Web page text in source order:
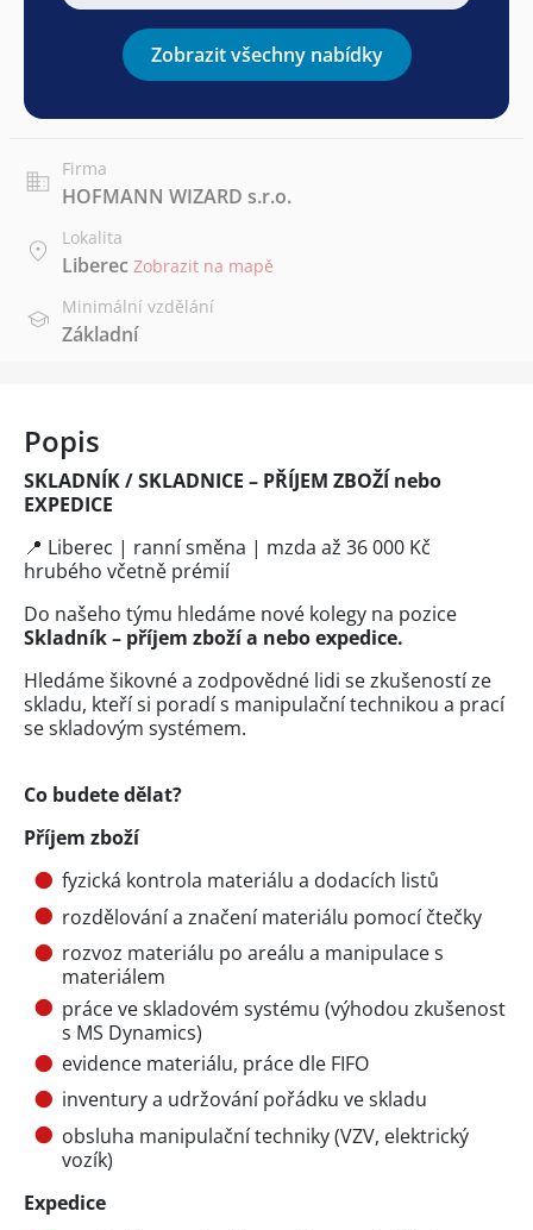
Zobrazit všechny nabídky
Firma
HOFMANN WIZARD s.r.o.
Lokalita
Liberec Zobrazit na mapě
Minimální vzdělání
Základní
Popis
SKLADNÍK / SKLADNICE – PŘÍJEM ZBOŽÍ nebo
EXPEDICE
📍 Liberec | ranní směna | mzda až 36 000 Kč
hrubého včetně prémií
Do našeho týmu hledáme nové kolegy na pozice
Skladník – příjem zboží a nebo expedice.
Hledáme šikovné a zodpovědné lidi se zkušeností ze
skladu, kteří si poradí s manipulační technikou a prací
se skladovým systémem.
Co budete dělat?
Příjem zboží
fyzická kontrola materiálu a dodacích listů
rozdělování a značení materiálu pomocí čtečky
rozvoz materiálu po areálu a manipulace s
materiálem
práce ve skladovém systému (výhodou zkušenost
s MS Dynamics)
evidence materiálu, práce dle FIFO
inventury a udržování pořádku ve skladu
obsluha manipulační techniky (VZV, elektrický
vozík)
Expedice